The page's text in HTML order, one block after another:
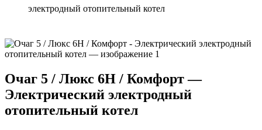
электродный отопительный котел
Очаг 5 / Люкс 6Н / Комфорт —
Электрический электродный
отопительный котел